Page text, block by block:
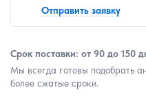
Отправить заявку
Срок поставки: от 90 до 150
Мы всегда готовы подобрать
более сжатые сроки.